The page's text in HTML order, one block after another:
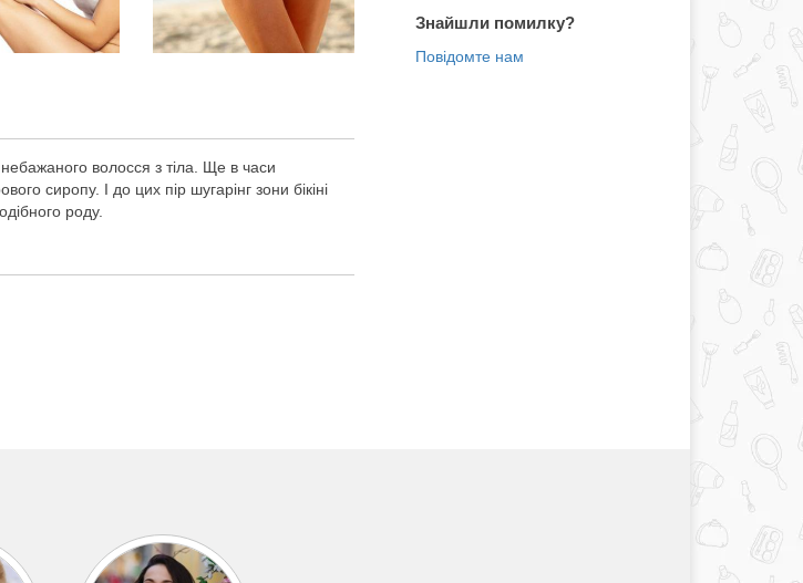
волосся з тіла. Ще в часи
сиропу. І до цих пір шугарінг зони бікіні
роду.
Знайшли помилку?